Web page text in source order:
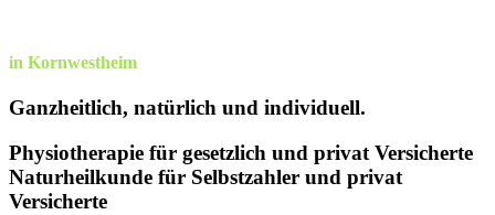
in Kornwestheim
Ganzheitlich, natürlich und individuell.
Physiotherapie für gesetzlich und privat Versicherte
Naturheilkunde für Selbstzahler und privat
Versicherte